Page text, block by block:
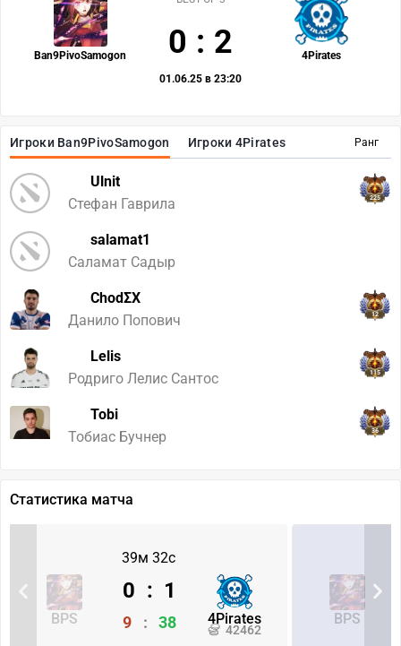
Ранг
Игроки Ban9PivoSamogon Игроки 4Pirates
Ulnit
Стефан Гаврила
225
salamat1
Саламат Садыр
ChodΣX
Данило Попович
12
Lelis
Родриго Лелис Сантос
115
Tobi
Тобиас Бучнер
36
Ban9PivoSamogon 4Pirates
0 : 2
01.06.25 в 23:20
Статистика матча
39м 32с
BPS 4Pirates
42462
0 : 1
9 : 38 BPS